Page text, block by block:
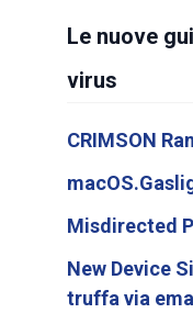
Le nuove
virus
CRIMSON
Misdirected
New Device
truffa via